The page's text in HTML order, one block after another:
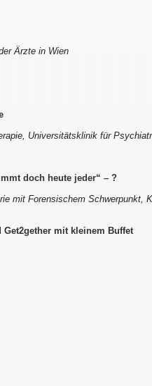
Ärzte in Wien
Universitätsklinik für
doch heute jeder“– ?
mit Forensischem Schwerpunkt,
mit kleinem Buffet